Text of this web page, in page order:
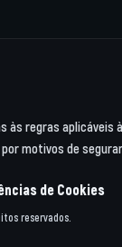
às regras
motivos de
de Cookies
reservados.